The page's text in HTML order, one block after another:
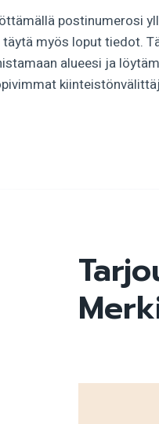
postinumerosi
täytä myös loput tiedot.
alueesi ja